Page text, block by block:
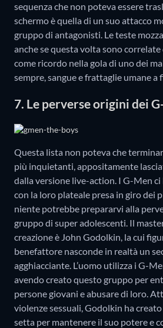
sequenza che non poteva essere
schermo è quella di un suo attacco
gruppo di antagonisti. Le teste
anche se questa volta sono correlate
come ricordo nella gola di uno dei
sempre, sangue e frattaglie umane a
7. Le perverse origini dei
Questa lista non poteva che
più inquietanti, appositamente
dalla versione live-action. I G-Men
con la loro plateale presa in giro dei
niente potrebbe prepararvi alla
gruppo di super adolescenti. Il
creazione è John Godolkin, la cui
benefattore nasconde in realtà un
agghiacciante. L’uomo utilizza i G-
avendo creato questo gruppo per
persone giovani e abusare di loro.
violenze sessuali, Godolkin ha creato
setta per mantenere il suo potere e